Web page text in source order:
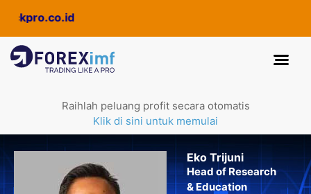
Raihlah peluang profit secara otomatis
Klik di sini untuk memulai
Eko Trijuni
Head of Research
& Education